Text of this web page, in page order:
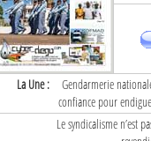
La Une :
Gendarmerie
confiance pour
Le syndicalisme n’est